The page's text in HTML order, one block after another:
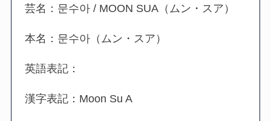
芸名：문수아 / MOON SUA（ムン・スア）
本名： 문수아 （ムン・スア）
英語表記：
漢字表記：Moon Su A